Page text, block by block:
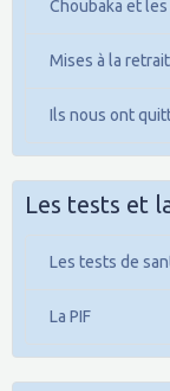
Choubaka et
Mises à la
Ils nous ont
Les tests et
Les tests de
La PIF